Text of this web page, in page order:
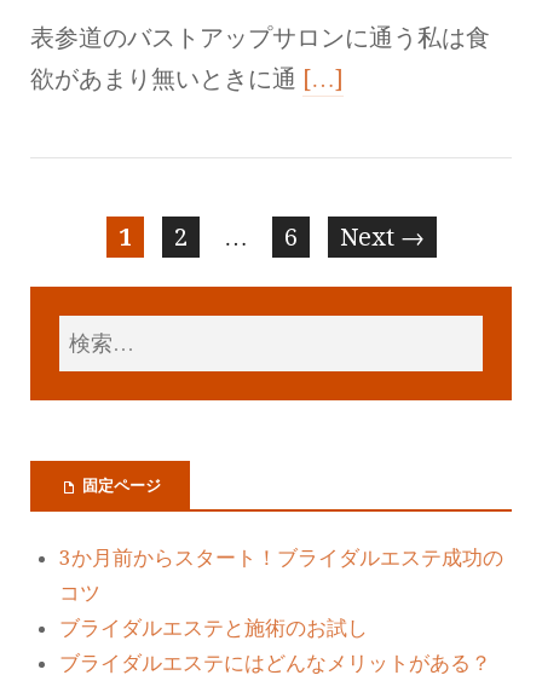
表参道のバストアップサロンに通う私は食
欲があまり無いときに通 […]
1 2 … 6 Next →
固定ページ
3か月前からスタート！ブライダルエステ成功の
コツ
ブライダルエステと施術のお試し
ブライダルエステにはどんなメリットがある？